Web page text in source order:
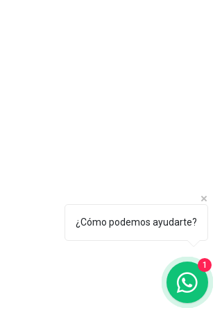
¿Cómo podemos ayudarte?
1